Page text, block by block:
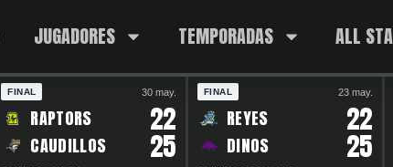
JUGADORES TEMPORADAS ALL
FINAL 30 may.
RAPTORS 22
CAUDILLOS 25
FINAL 23 may.
REYES 22
DINOS 25